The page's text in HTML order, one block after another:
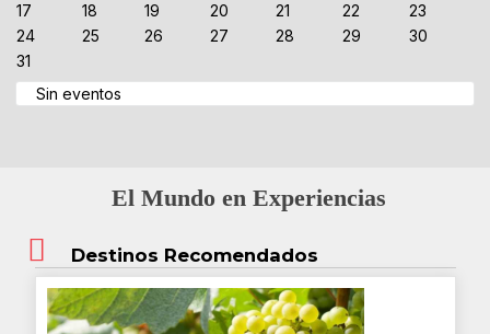
17
18 19 20 21 22
23
24
25 26 27 28 29
30
31
Sin eventos
El Mundo en Experiencias
Destinos Recomendados